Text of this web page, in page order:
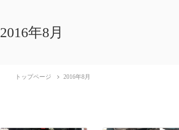
2016年8月
トップページ 2016年8月